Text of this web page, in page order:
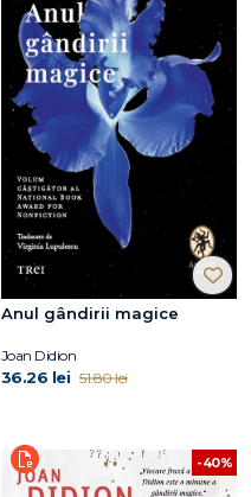
Anul gândirii magice
Joan Didion
36.26 lei 51.80 lei
-40%